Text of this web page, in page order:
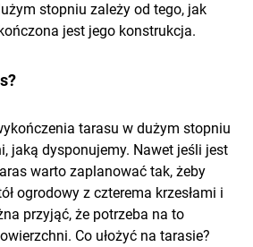
stopniu zależy od tego, jak
jest jego konstrukcja.
tarasu w dużym stopniu
jaką dysponujemy. Nawet jeśli jest
warto zaplanować tak, żeby
ogrodowy z czterema krzesłami i
przyjąć, że potrzeba na to
Co ułożyć na tarasie?